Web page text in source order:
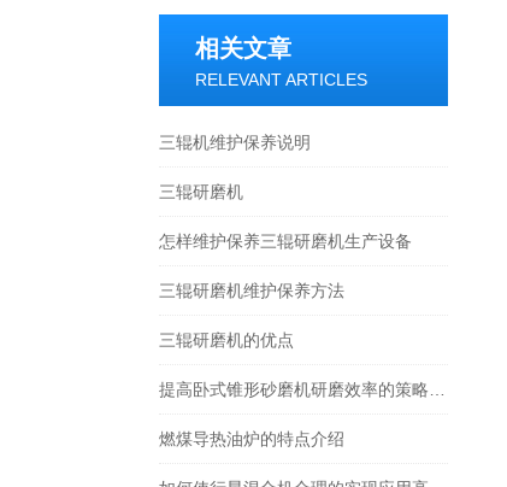
相关文章
RELEVANT ARTICLES
三辊机维护保养说明
三辊研磨机
怎样维护保养三辊研磨机生产设备
三辊研磨机维护保养方法
三辊研磨机的优点
燃煤导热油炉的特点介绍